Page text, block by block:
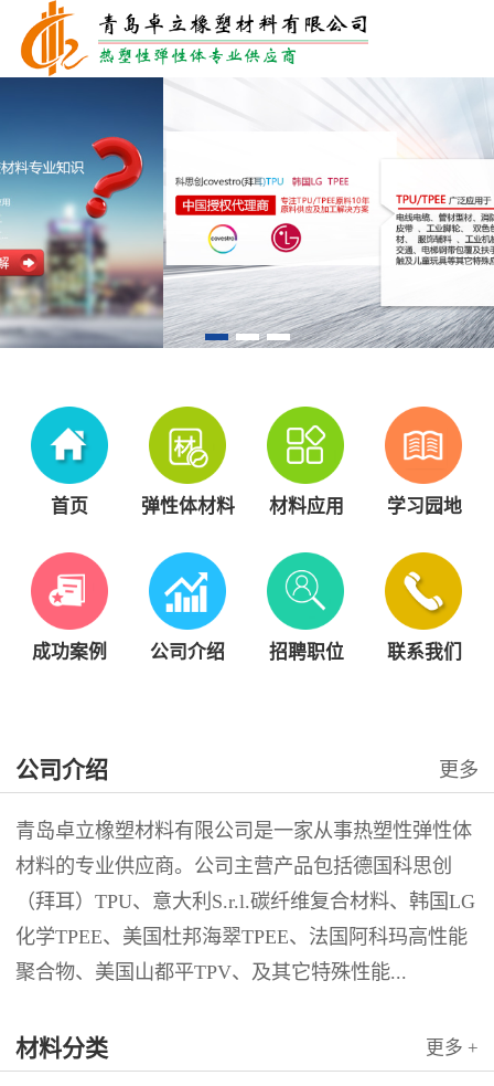
首页 弹性体材料 材料应用 学习园地
成功案例 公司介绍 招聘职位 联系我们
公司介绍 更多
青岛卓立橡塑材料有限公司是一家从事热塑性弹性体
材料的专业供应商。公司主营产品包括德国科思创
（拜耳）TPU、意大利S.r.l.碳纤维复合材料、韩国LG
化学TPEE、美国杜邦海翠TPEE、法国阿科玛高性能
聚合物、美国山都平TPV、及其它特殊性能...
材料分类 更多 +